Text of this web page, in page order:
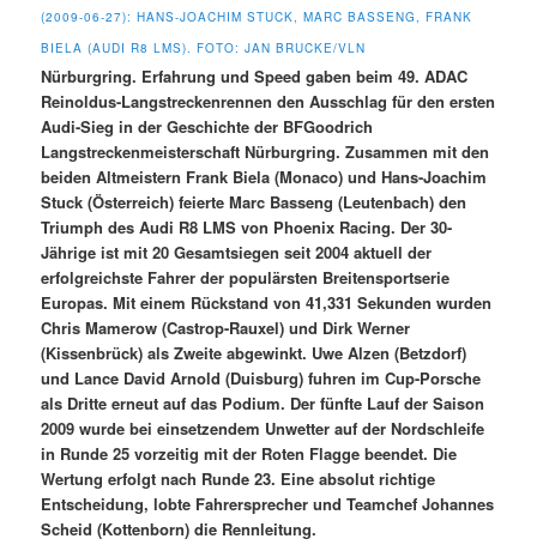
Nürburgring. Erfahrung und Speed gaben beim 49. ADAC
Reinoldus-Langstreckenrennen den Ausschlag für den ersten
Audi-Sieg in der Geschichte der BFGoodrich
Langstreckenmeisterschaft Nürburgring. Zusammen mit den
beiden Altmeistern Frank Biela (Monaco) und Hans-Joachim
Stuck (Österreich) feierte Marc Basseng (Leutenbach) den
Triumph des Audi R8 LMS von Phoenix Racing. Der 30-
Jährige ist mit 20 Gesamtsiegen seit 2004 aktuell der
erfolgreichste Fahrer der populärsten Breitensportserie
Europas. Mit einem Rückstand von 41,331 Sekunden wurden
Chris Mamerow (Castrop-Rauxel) und Dirk Werner
(Kissenbrück) als Zweite abgewinkt. Uwe Alzen (Betzdorf)
und Lance David Arnold (Duisburg) fuhren im Cup-Porsche
als Dritte erneut auf das Podium. Der fünfte Lauf der Saison
2009 wurde bei einsetzendem Unwetter auf der Nordschleife
in Runde 25 vorzeitig mit der Roten Flagge beendet. Die
Wertung erfolgt nach Runde 23. Eine absolut richtige
Entscheidung, lobte Fahrersprecher und Teamchef Johannes
Scheid (Kottenborn) die Rennleitung.